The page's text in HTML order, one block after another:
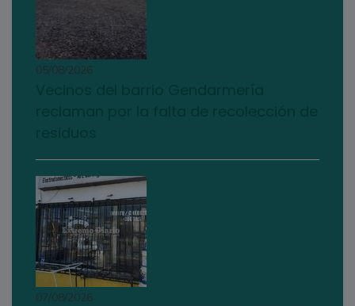
05/08/2026
07/08/2026